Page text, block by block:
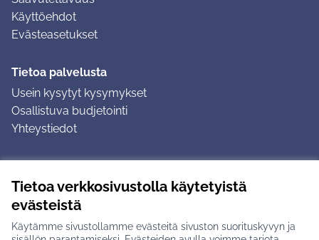
Tietoa verkkosivustolla käytetyistä
evästeistä
Käytämme sivustollamme evästeitä sivuston suorituskyvyn ja
Käyttöehdot
Evästeasetukset
Tietoa palvelusta
Usein kysytyt kysymykset
Osallistuva budjetointi
Yhteystiedot
Ohjeet kirjautumiseen
Ohjeet kommentin jättämiseen